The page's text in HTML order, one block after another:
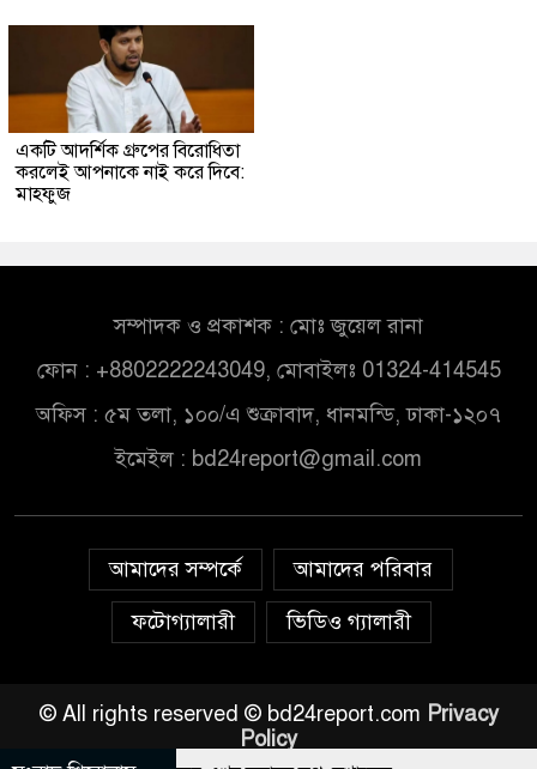
একটি আদর্শিক গ্রুপের বিরোধিতা
করলেই আপনাকে নাই করে দিবে:
মাহফুজ
সম্পাদক ও প্রকাশক : মোঃ জুয়েল রানা
ফোন : +8802222243049, মোবাইলঃ 01324-414545
অফিস : ৫ম তলা, ১০০/এ শুক্রাবাদ, ধানমন্ডি, ঢাকা-১২০৭
ইমেইল : bd24report@gmail.com
আমাদের সম্পর্কে
আমাদের পরিবার
ফটোগ্যালারী
ভিডিও গ্যালারী
© All rights reserved © bd24report.com Privacy
Policy